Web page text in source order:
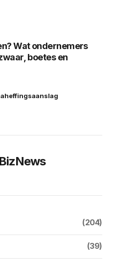
Wat ondernemers
boetes en
(204)
(39)